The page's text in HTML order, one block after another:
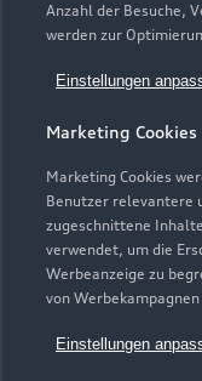
Anzahl der Besuche,
werden zur
Einstellungen
Marketing Cookies
Marketing Cookies
Benutzer relevantere
zugeschnittene
verwendet, um die
Werbeanzeige zu
von
Einstellungen
Zur Inspektion
Modelle
Alle Modelle
Modelle vergleichen
Elektromodelle
Kaufen &